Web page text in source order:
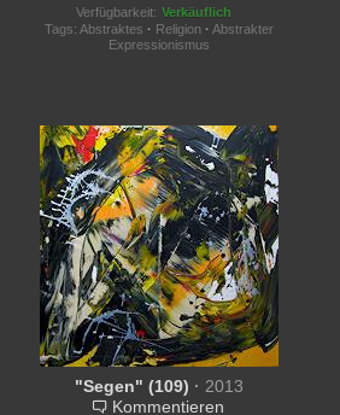
Verfügbarkeit: Verkäuflich
Tags: Abstraktes · Religion · Abstrakter
Expressionismus
"Segen" (109) · 2013
Kommentieren